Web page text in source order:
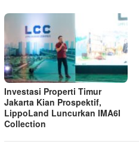
Investasi Properti Timur
Jakarta Kian Prospektif,
LippoLand Luncurkan IMA6I
Collection